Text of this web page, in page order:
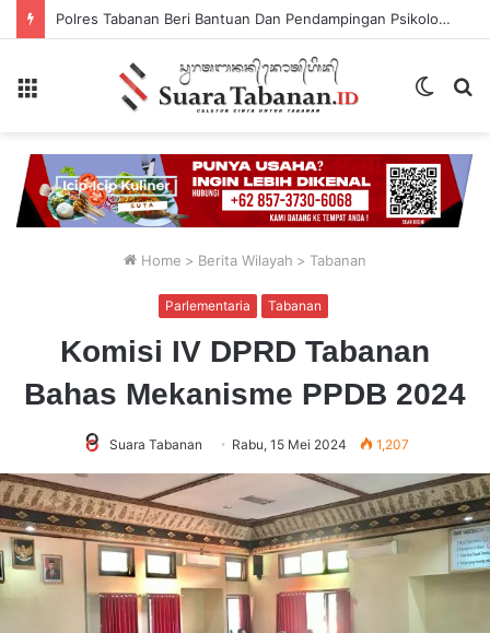
Polres Tabanan Beri Bantuan Dan Pendampingan Psikologis
Switch
Home > Berita Wilayah > Tabanan
Parlementaria Tabanan
Komisi IV DPRD Tabanan
Bahas Mekanisme PPDB 2024
Suara Tabanan Rabu, 15 Mei 2024 1,207